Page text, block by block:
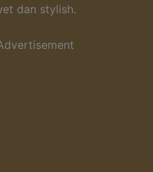
dan stylish.